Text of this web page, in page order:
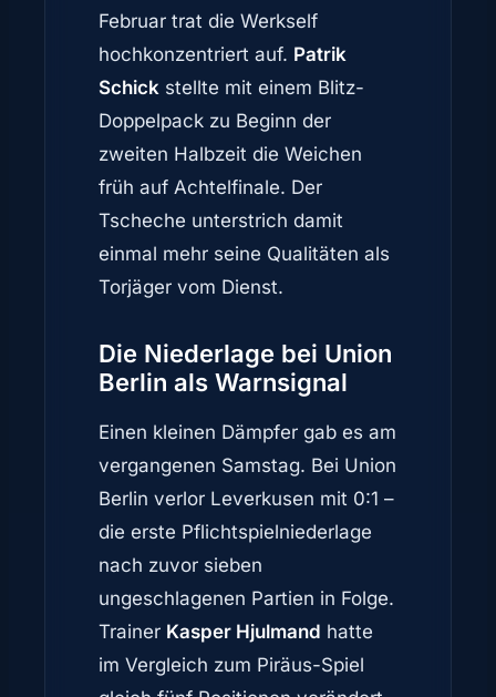
Februar trat die Werkself
hochkonzentriert auf. Patrik
Schick stellte mit einem Blitz-
Doppelpack zu Beginn der
zweiten Halbzeit die Weichen
früh auf Achtelfinale. Der
Tscheche unterstrich damit
einmal mehr seine Qualitäten als
Torjäger vom Dienst.
Die Niederlage bei Union
Berlin als Warnsignal
Einen kleinen Dämpfer gab es am
vergangenen Samstag. Bei Union
Berlin verlor Leverkusen mit 0:1 –
die erste Pflichtspielniederlage
nach zuvor sieben
ungeschlagenen Partien in Folge.
Trainer Kasper Hjulmand hatte
im Vergleich zum Piräus-Spiel